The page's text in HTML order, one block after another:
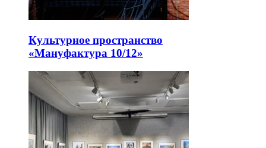
Культурное пространство
«Мануфактура 10/12»